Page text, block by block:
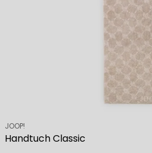
Handtuch Classic
Verkäufer:
JOOP!